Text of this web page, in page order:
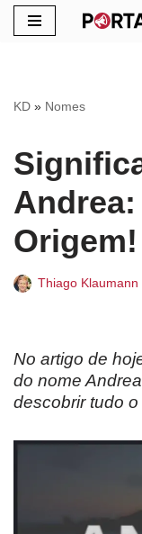
conteúdo
KD » Nomes
Origem!
Thiago Klaumann
No artigo de
do nome
descobrir tudo